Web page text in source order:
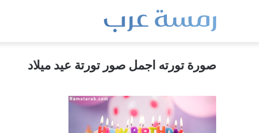
صورة تورته اجمل صور تورتة عيد ميلاد